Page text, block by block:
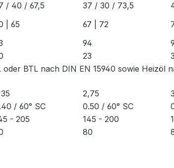
/ 40 / 67,5 37 / 30 / 73,5
| 65 67 | 72
94
23
BTL nach DIN EN 15940 sowie Heizöl
2,75
/ 60° SC 0.50 / 60° SC
- 205 145 - 200
80